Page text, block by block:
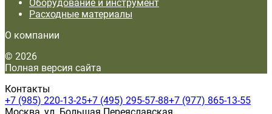
Оборудование и инструмент
Расходные материалы
О компании
© 2026
Полная версия сайта
Контакты
+7 (985) 220-13-25+7 (495) 295-57-88+7 (977) 865-13-55